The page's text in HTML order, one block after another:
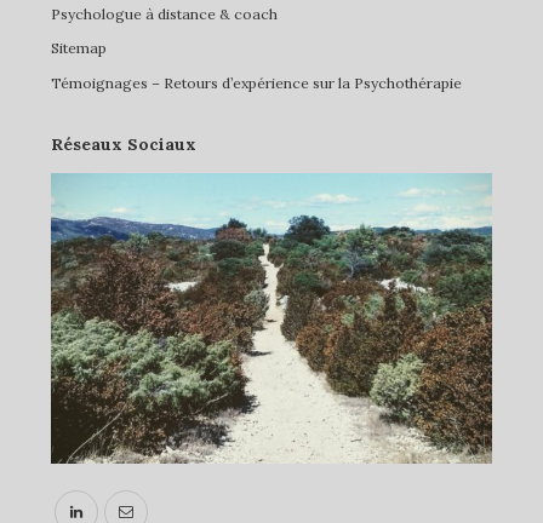
Psychologue à distance & coach
Sitemap
Témoignages – Retours d’expérience sur la Psychothérapie
Réseaux Sociaux